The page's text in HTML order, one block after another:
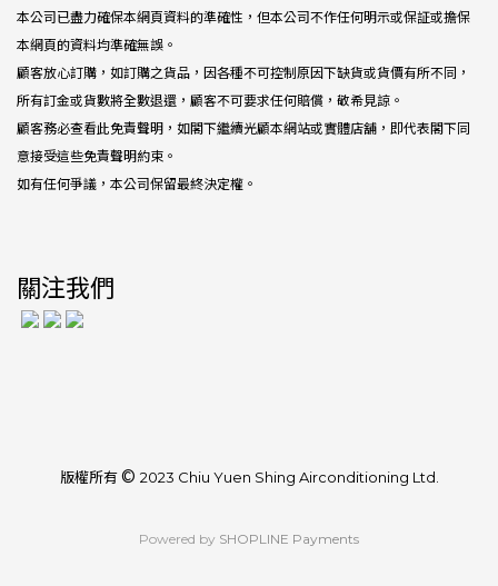
本公司已盡力確保本網頁資料的準確性，但本公司不作任何明示或保証或擔保
本網頁的資料均準確無誤。
顧客放心訂購，如訂購之貨品，因各種不可控制原因下缺貨或貨價有所不同，
所有訂金或貨數將全數退還，顧客不可要求任何賠償，敬希見諒。
顧客務必查看此免責聲明，如閣下繼續光顧本網站或實體店舖，即代表閣下同
意接受這些免責聲明約束。
如有任何爭議，本公司保留最終決定權。
關注我們
版權所有© 2023 Chiu Yuen Shing Airconditioning Ltd.
Powered by SHOPLINE Payments